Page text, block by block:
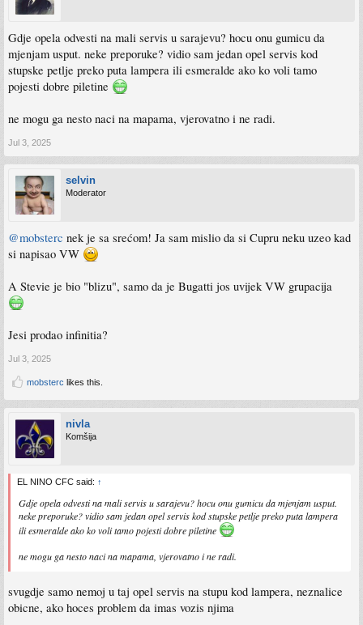
Gdje opela odvesti na mali servis u sarajevu? hocu onu gumicu da
mjenjam usput. neke preporuke? vidio sam jedan opel servis kod
stupske petlje preko puta lampera ili esmeralde ako ko voli tamo
pojesti dobre piletine
ne mogu ga nesto naci na mapama, vjerovatno i ne radi.
Jul 3, 2025
selvin
Moderator
@mobsterc nek je sa srećom! Ja sam mislio da si Cupru neku uzeo kad
si napisao VW
A Stevie je bio "blizu", samo da je Bugatti jos uvijek VW grupacija
Jesi prodao infinitia?
Jul 3, 2025
mobsterc likes this.
nivla
Komšija
EL NINO CFC said: ↑
Gdje opela odvesti na mali servis u sarajevu? hocu onu gumicu da mjenjam usput.
neke preporuke? vidio sam jedan opel servis kod stupske petlje preko puta lampera
ili esmeralde ako ko voli tamo pojesti dobre piletine
ne mogu ga nesto naci na mapama, vjerovatno i ne radi.
svugdje samo nemoj u taj opel servis na stupu kod lampera, neznalice
obicne, ako hoces problem da imas vozis njima